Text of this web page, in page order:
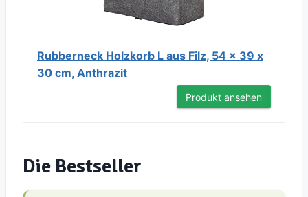
Rubberneck Holzkorb L aus Filz, 54 x 39 x
30 cm, Anthrazit
Produkt ansehen
Die Bestseller